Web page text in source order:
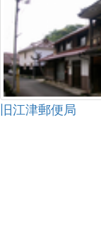
旧江津郵便局